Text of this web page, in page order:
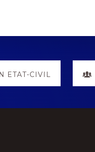
ETAT-CIVIL